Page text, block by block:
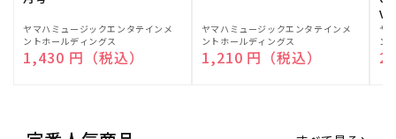
販
売
元:
ヤマハミュージックエンタテインメ
ントホールディングス
通常価格
1,430 円（税込）
販
売
元:
ヤマハミュージックエンタテインメ
ントホールディングス
通常価格
1,210 円（税込）
販
売
元:
ヤ
ン